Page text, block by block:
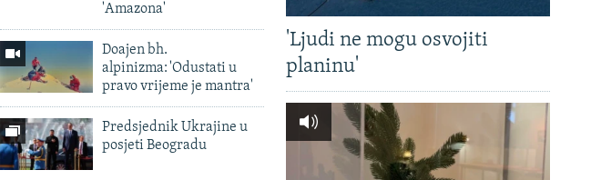
'Amazona'
Doajen bh.
alpinizma: 'Odustati u
pravo vrijeme je mantra'
Predsjednik Ukrajine u
posjeti Beogradu
'Ljudi ne mogu osvojiti
planinu'